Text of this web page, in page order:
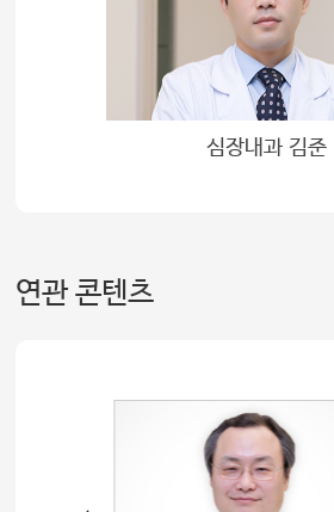
심장내과 김준
연관 콘텐츠